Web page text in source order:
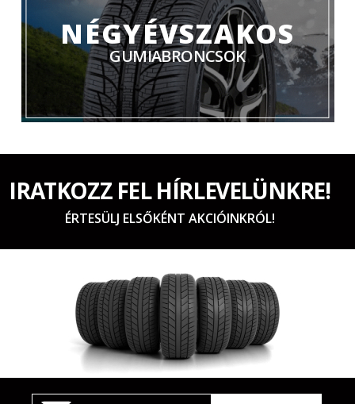
NÉGYÉVSZAKOS
GUMIABRONCSOK
IRATKOZZ FEL HÍRLEVELÜNKRE!
ÉRTESÜLJ ELSŐKÉNT AKCIÓINKRÓL!